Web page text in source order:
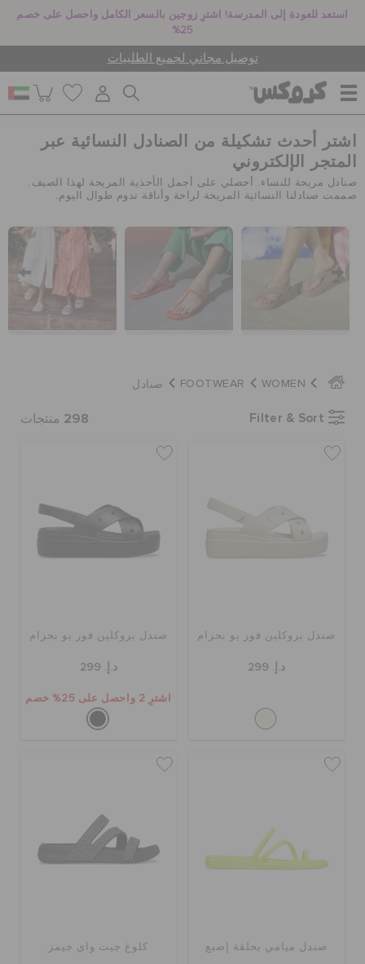
استعد للعودة إلى المدرسة! اشترِ زوجين بالسعر الكامل واحصل على خصم
25%
توصيل مجاني لجميع الطلبيات
للنساء
للرجال
أطفال
كروكس لمكان العمل
تحديد موقع المتجر
حالة الطلبية
خدمة العملاء
اشتر أحدث تشكيلة من الصنادل النسائية عبر
المتجر الإلكتروني
صنادل مريحة للنساء. أحصلي على أجمل الأحذية المريحة لهذا الصيف.
صممت صنادلنا النسائية المريحة لراحة وأناقة تدوم طوال اليوم.
WOMEN
FOOTWEAR صنادل
Filter & Sort
298 منتجات
صندل بروكلين فور يو بحزام
د.إ. 299
صندل بروكلين فور يو بحزام
د.إ. 299
اشترِ 2 واحصل على 25% خصم
صندل ميامي بحلقة إصبع كلوغ جيت واي جيمز